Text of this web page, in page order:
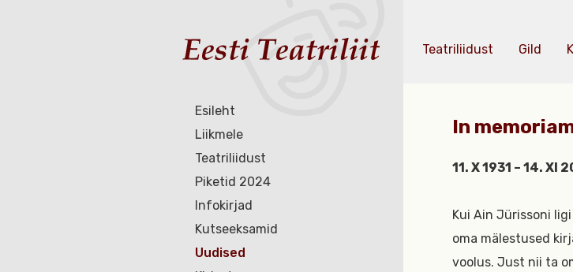
Esileht
Liikmele
Teatriliidust
Piketid 2024
Infokirjad
Kutseeksamid
Uudised
Teatriliidust Gild
In
11. X 1931 – 14. XI
Kui Ain Jürissoni
oma mälestused
voolus. Just nii ta